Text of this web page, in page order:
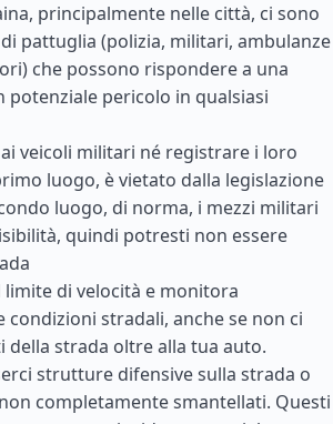
principalmente nelle città, ci sono
pattuglia (polizia, militari, ambulanze
che possono rispondere a una
potenziale pericolo in qualsiasi
veicoli militari né registrare i loro
luogo, è vietato dalla legislazione
luogo, di norma, i mezzi militari
quindi potresti non essere
limite di velocità e monitora
condizioni stradali, anche se non ci
della strada oltre alla tua auto.
strutture difensive sulla strada o
completamente smantellati. Questi